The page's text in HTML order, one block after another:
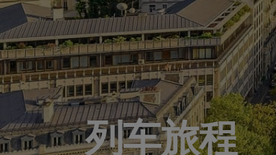
列车旅程